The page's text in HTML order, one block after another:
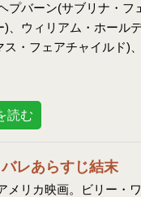
バーン(サブリナ・フ
、ウィリアム・ホール
・フェアチャイルド)
読む
レあらすじ結末
メリカ映画。ビリー・